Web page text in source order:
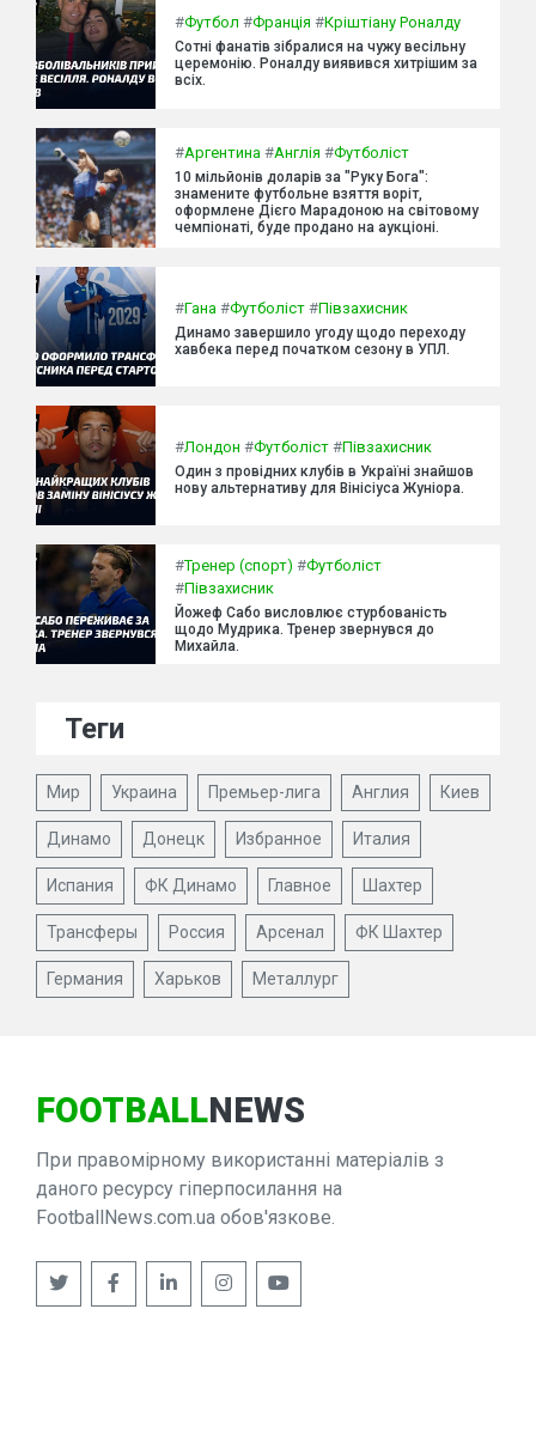
#Футбол #Франція #Кріштіану Роналду
Сотні фанатів зібралися на чужу весільну
церемонію. Роналду виявився хитрішим за
всіх.
#Аргентина #Англія #Футболіст
10 мільйонів доларів за "Руку Бога":
знамените футбольне взяття воріт,
оформлене Дієго Марадоною на світовому
чемпіонаті, буде продано на аукціоні.
#Гана #Футболіст #Півзахисник
Динамо завершило угоду щодо переходу
хавбека перед початком сезону в УПЛ.
#Лондон #Футболіст #Півзахисник
Один з провідних клубів в Україні знайшов
нову альтернативу для Вінісіуса Жуніора.
#Тренер (спорт) #Футболіст
#Півзахисник
Йожеф Сабо висловлює стурбованість
щодо Мудрика. Тренер звернувся до
Михайла.
Теги
Мир Украина Премьер-лига Англия Киев
Динамо Донецк Избранное Италия
Испания ФК Динамо Главное Шахтер
Трансферы Россия Арсенал ФК Шахтер
Германия Харьков Металлург
FOOTBALLNEWS
При правомірному використанні матеріалів з
даного ресурсу гіперпосилання на
FootballNews.com.ua обов'язкове.